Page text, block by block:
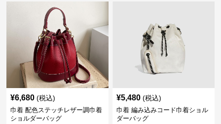
¥6,680 (税込)
巾着 配色ステッチレザー調巾着
ショルダーバッグ
¥5,480 (税込)
巾着 編み込みコード巾着ショル
ダーバッグ